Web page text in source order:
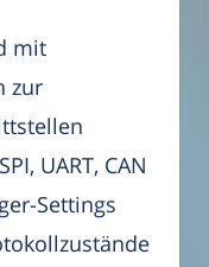
mit
zur
UART, CAN
Settings